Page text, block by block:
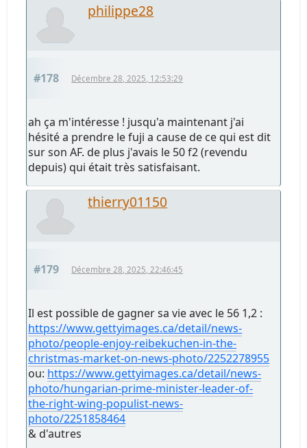
philippe28
#178 Décembre 28, 2025, 12:53:29
ah ça m'intéresse ! jusqu'a maintenant j'ai
hésité a prendre le fuji a cause de ce qui est dit
sur son AF. de plus j'avais le 50 f2 (revendu
depuis) qui était très satisfaisant.
thierry01150
#179 Décembre 28, 2025, 22:46:45
Il est possible de gagner sa vie avec le 56 1,2 :
https://www.gettyimages.ca/detail/news-
photo/people-enjoy-reibekuchen-in-the-
christmas-market-on-news-photo/2252278955
ou: https://www.gettyimages.ca/detail/news-
photo/hungarian-prime-minister-leader-of-
the-right-wing-populist-news-
photo/2251858464
& d'autres